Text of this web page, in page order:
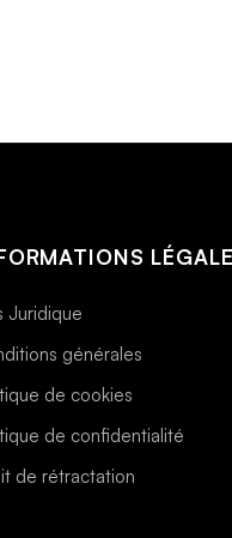
Juridique
générales
de cookies
de confidentialité
de rétractation